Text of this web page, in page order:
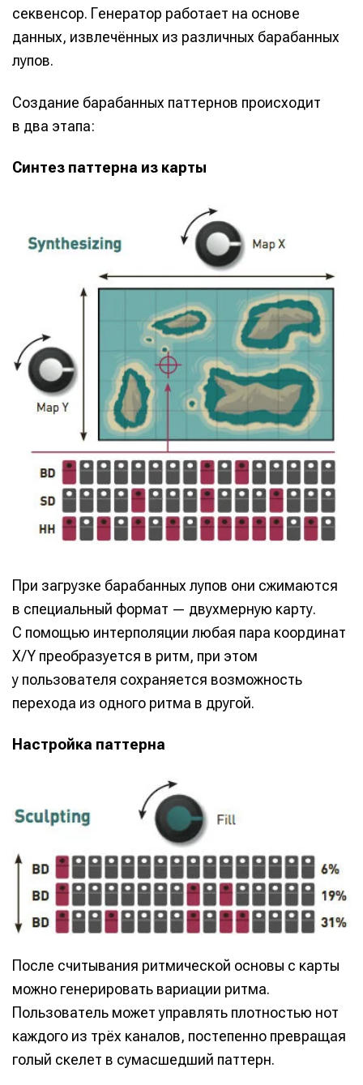
секвенсор. Генератор работает на основе
данных, извлечённых из различных барабанных
лупов.
Создание барабанных паттернов происходит
в два этапа:
Синтез паттерна из карты
При загрузке барабанных лупов они сжимаются
в специальный формат — двухмерную карту.
С помощью интерполяции любая пара координат
X/Y преобразуется в ритм, при этом
у пользователя сохраняется возможность
перехода из одного ритма в другой.
Настройка паттерна
После считывания ритмической основы с карты
можно генерировать вариации ритма.
Пользователь может управлять плотностью нот
каждого из трёх каналов, постепенно превращая
голый скелет в сумасшедший паттерн.